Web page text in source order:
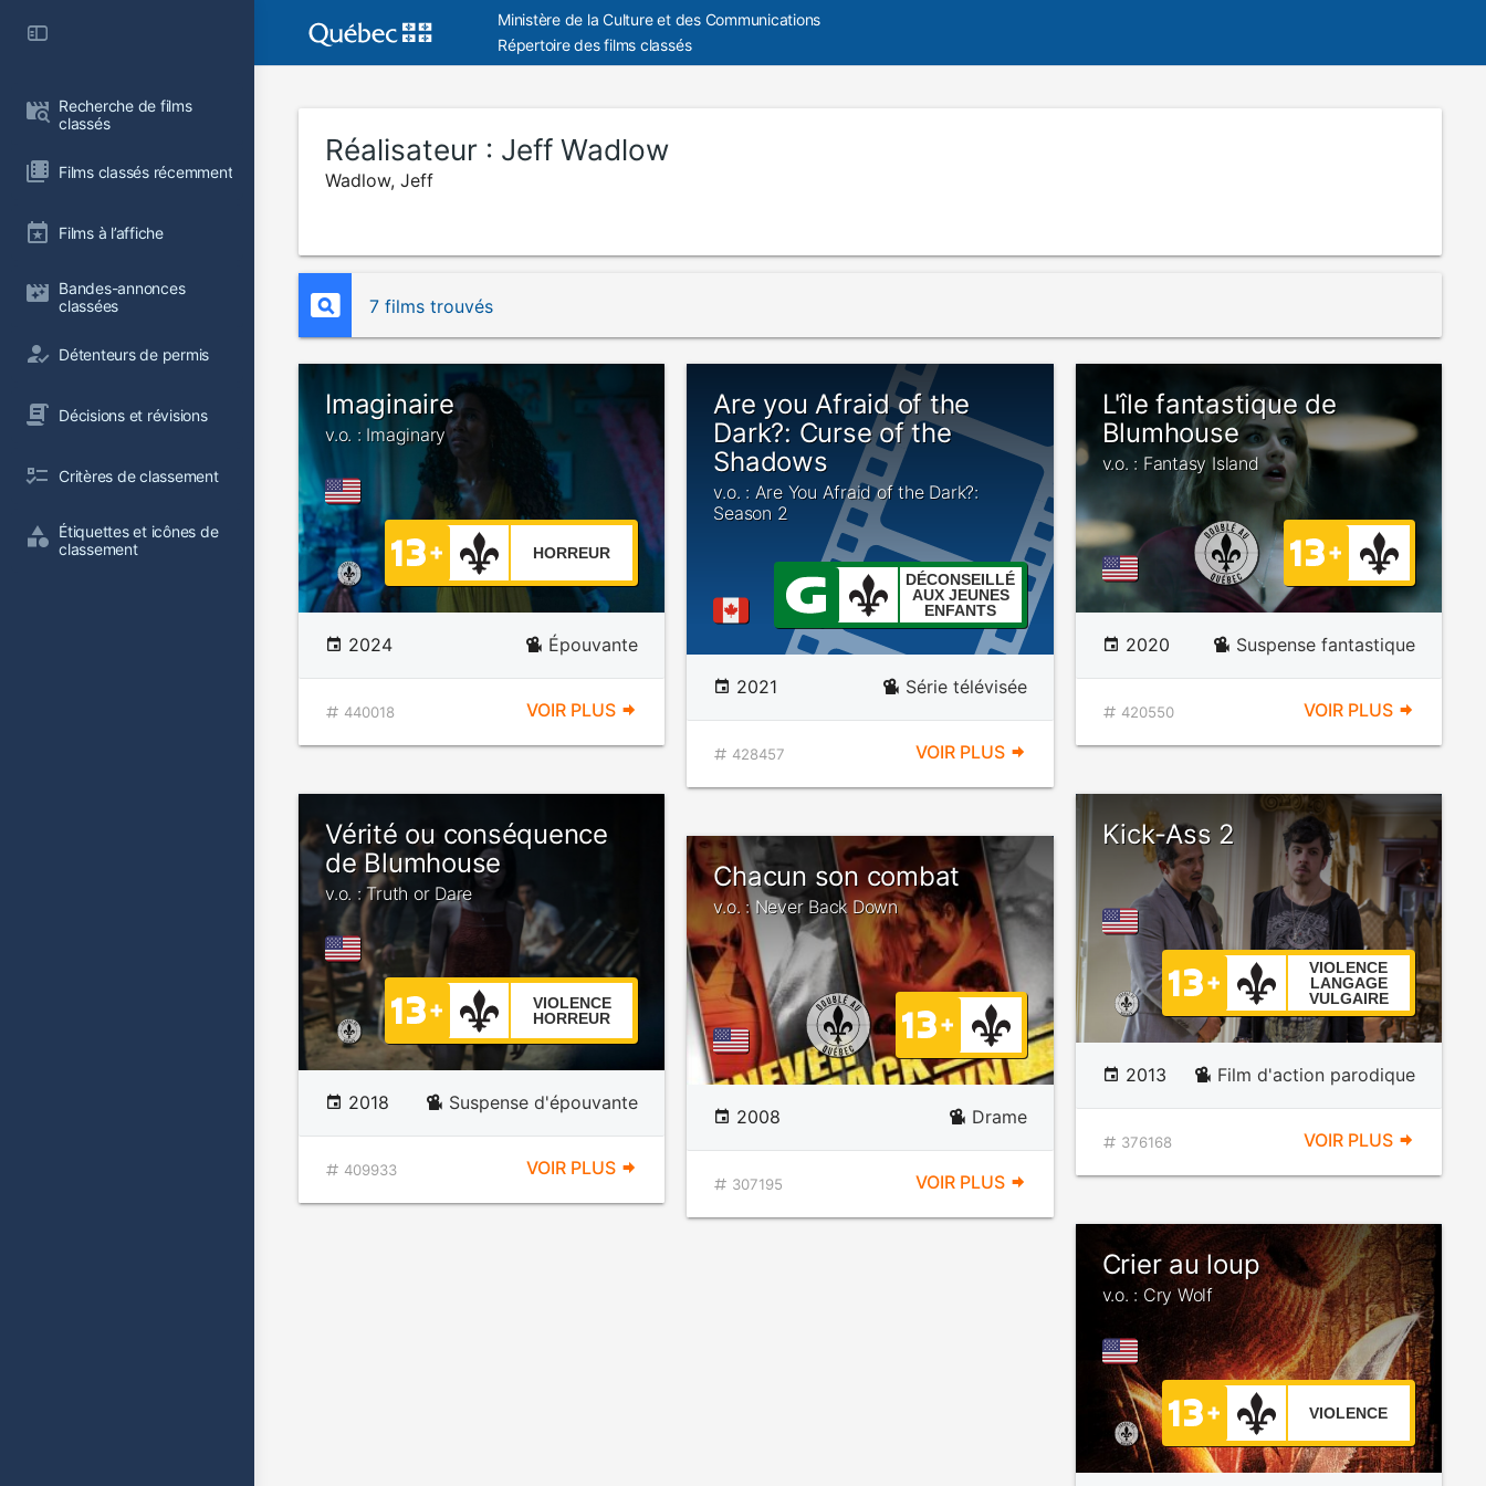
Recherche de films
classés
Films classés récemment
Films à l’affiche
Bandes-annonces
classées
Détenteurs de permis
Décisions et révisions
Critères de classement
Étiquettes et icônes de
classement
Ministère de la Culture et des Communications
Répertoire des films classés
Réalisateur : Jeff Wadlow
Wadlow, Jeff
7 films trouvés
Imaginaire
v.o. : Imaginary
HORREUR
2024 Épouvante
440018 VOIR PLUS
Are you Afraid of the
Dark?: Curse of the
Shadows
v.o. : Are You Afraid of the Dark?:
Season 2
DÉCONSEILLÉ
AUX JEUNES
ENFANTS
2021 Série télévisée
428457 VOIR PLUS
L'île fantastique de
Blumhouse
v.o. : Fantasy Island
2020 Suspense fantastique
420550 VOIR PLUS
Vérité ou conséquence
de Blumhouse
v.o. : Truth or Dare
VIOLENCE
HORREUR
2018 Suspense d'épouvante
409933 VOIR PLUS
Kick-Ass 2
VIOLENCE
LANGAGE
VULGAIRE
2013 Film d'action parodique
376168 VOIR PLUS
Chacun son combat
v.o. : Never Back Down
2008 Drame
307195 VOIR PLUS
Crier au loup
v.o. : Cry Wolf
VIOLENCE